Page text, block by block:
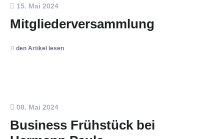
15. Mai 2024
Mitgliederversammlung
den Artikel lesen
08. Mai 2024
Business Frühstück bei